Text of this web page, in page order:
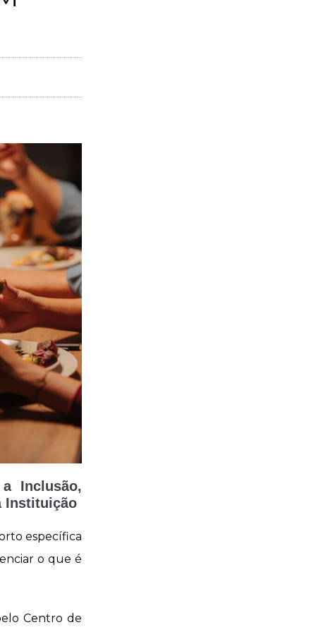
Inclusão,
Instituição
específica
o que é
Centro de